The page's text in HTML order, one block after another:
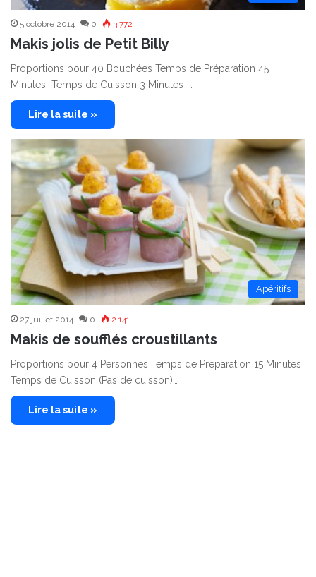
5 octobre 2014 0 3 772
Makis jolis de Petit Billy
Proportions pour 40 Bouchées Temps de Préparation 45
Minutes Temps de Cuisson 3 Minutes …
Lire la suite »
Apéritifs
27 juillet 2014 0 2 141
Makis de soufflés croustillants
Proportions pour 4 Personnes Temps de Préparation 15 Minutes
Temps de Cuisson (Pas de cuisson)…
Lire la suite »